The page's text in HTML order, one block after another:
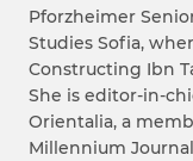
Pforzheimer
Studies Sofia,
Constructing Ibn
She is editor-in-
Orientalia, a
Millennium